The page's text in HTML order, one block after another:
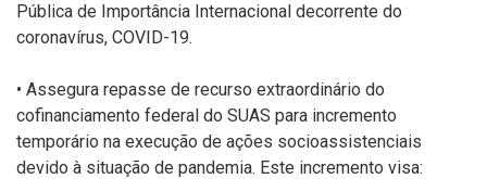
Pública de Importância Internacional decorrente do
coronavírus, COVID-19.
• Assegura repasse de recurso extraordinário do
cofinanciamento federal do SUAS para incremento
temporário na execução de ações socioassistenciais
devido à situação de pandemia. Este incremento visa: